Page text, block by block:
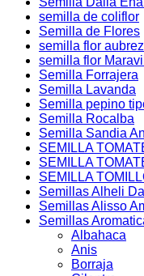
semilla de coliflor
Semilla de Flores
semilla flor
semilla flor
Semilla Forrajera
Semilla Lavanda
Semilla pepino
Semilla Rocalba
Semilla Sandia
SEMILLA
SEMILLA
SEMILLA
Semillas Alheli
Semillas Alisso
Semillas
Albahaca
Anis
Borraja